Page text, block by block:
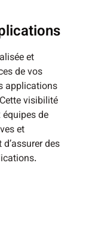
et
de vos
applications
visibilité
de
et
des